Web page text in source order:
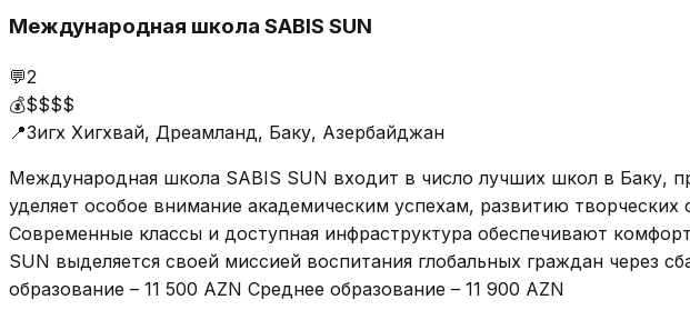
Международная школа SABIS SUN
💬2
💰$$$$
📍Зигх Хигхвай, Дреамланд, Баку, Азербайджан
Международная школа SABIS SUN входит в число лучших школ в Баку,
уделяет особое внимание академическим успехам, развитию
Современные классы и доступная инфраструктура обеспечивают
SUN выделяется своей миссией воспитания глобальных граждан через
образование – 11 500 AZN Среднее образование – 11 900 AZN